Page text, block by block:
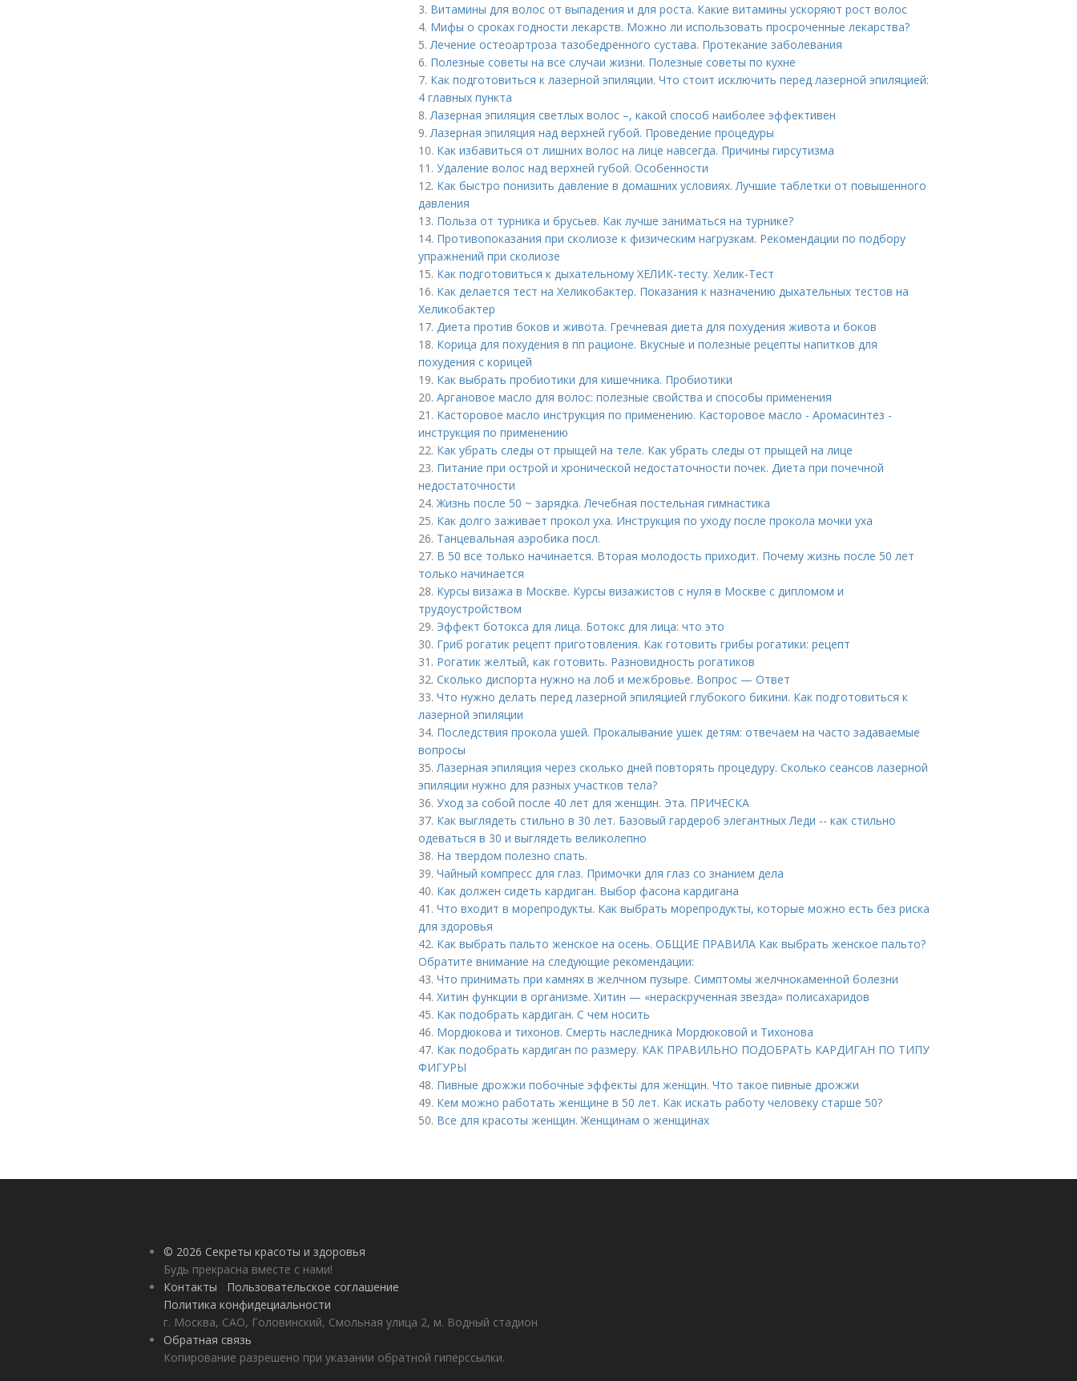
3. Витамины для волос от выпадения и для роста. Какие витамины ускоряют рост волос
4. Мифы о сроках годности лекарств. Можно ли использовать просроченные лекарства?
5.Лечение остеоартроза тазобедренного сустава. Протекание заболевания
6. Полезные советы на все случаи жизни. Полезные советы по кухне
7. Как подготовиться к лазерной эпиляции. Что стоит исключить перед лазерной эпиляцией:
4 главных пункта
8.Лазерная эпиляция светлых волос –, какой способ наиболее эффективен
9.Лазерная эпиляция над верхней губой. Проведение процедуры
10. Как избавиться от лишних волос на лице навсегда. Причины гирсутизма
11. Удаление волос над верхней губой. Особенности
12. Как быстро понизить давление в домашних условиях. Лучшие таблетки от повышенного
давления
13. Польза от турника и брусьев. Как лучше заниматься на турнике?
14. Противопоказания при сколиозе к физическим нагрузкам. Рекомендации по подбору
упражнений при сколиозе
15. Как подготовиться к дыхательному ХЕЛИК-тесту. Хелик-Тест
16. Как делается тест на Хеликобактер. Показания к назначению дыхательных тестов на
Хеликобактер
17. Диета против боков и живота. Гречневая диета для похудения живота и боков
18. Корица для похудения в пп рационе. Вкусные и полезные рецепты напитков для
похудения с корицей
19. Как выбрать пробиотики для кишечника. Пробиотики
20. Аргановое масло для волос: полезные свойства и способы применения
21. Касторовое масло инструкция по применению. Касторовое масло - Аромасинтез -
инструкция по применению
22. Как убрать следы от прыщей на теле. Как убрать следы от прыщей на лице
23. Питание при острой и хронической недостаточности почек. Диета при почечной
недостаточности
24.Жизнь после 50 ~ зарядка. Лечебная постельная гимнастика
25. Как долго заживает прокол уха. Инструкция по уходу после прокола мочки уха
26. Танцевальная аэробика посл.
27. В 50 все только начинается. Вторая молодость приходит. Почему жизнь после 50 лет
только начинается
28. Курсы визажа в Москве. Курсы визажистов с нуля в Москве с дипломом и
трудоустройством
29. Эффект ботокса для лица. Ботокс для лица: что это
30. Гриб рогатик рецепт приготовления. Как готовить грибы рогатики: рецепт
31. Рогатик желтый, как готовить. Разновидность рогатиков
32. Сколько диспорта нужно на лоб и межбровье. Вопрос — Ответ
33. Что нужно делать перед лазерной эпиляцией глубокого бикини. Как подготовиться к
лазерной эпиляции
34. Последствия прокола ушей. Прокалывание ушек детям: отвечаем на часто задаваемые
вопросы
35.Лазерная эпиляция через сколько дней повторять процедуру. Сколько сеансов лазерной
эпиляции нужно для разных участков тела?
36. Уход за собой после 40 лет для женщин. Эта. ПРИЧЕСКА
37. Как выглядеть стильно в 30 лет. Базовый гардероб элегантных Леди -- как стильно
одеваться в 30 и выглядеть великолепно
38. На твердом полезно спать.
39. Чайный компресс для глаз. Примочки для глаз со знанием дела
40. Как должен сидеть кардиган. Выбор фасона кардигана
41. Что входит в морепродукты. Как выбрать морепродукты, которые можно есть без риска
для здоровья
42. Как выбрать пальто женское на осень. ОБЩИЕ ПРАВИЛА Как выбрать женское пальто?
Обратите внимание на следующие рекомендации:
43. Что принимать при камнях в желчном пузыре. Симптомы желчнокаменной болезни
44. Хитин функции в организме. Хитин — «нераскрученная звезда» полисахаридов
45. Как подобрать кардиган. С чем носить
46. Мордюкова и тихонов. Смерть наследника Мордюковой и Тихонова
47. Как подобрать кардиган по размеру. КАК ПРАВИЛЬНО ПОДОБРАТЬ КАРДИГАН ПО ТИПУ
ФИГУРЫ
48. Пивные дрожжи побочные эффекты для женщин. Что такое пивные дрожжи
49. Кем можно работать женщине в 50 лет. Как искать работу человеку старше 50?
50. Все для красоты женщин. Женщинам о женщинах
© 2026 Секреты красоты и здоровья
Будь прекрасна вместе с нами!
Контакты
Пользовательское соглашение
Политика конфидециальности
г. Москва, САО, Головинский, Смольная улица 2, м. Водный стадион
Обратная связь
Копирование разрешено при указании обратной гиперссылки.